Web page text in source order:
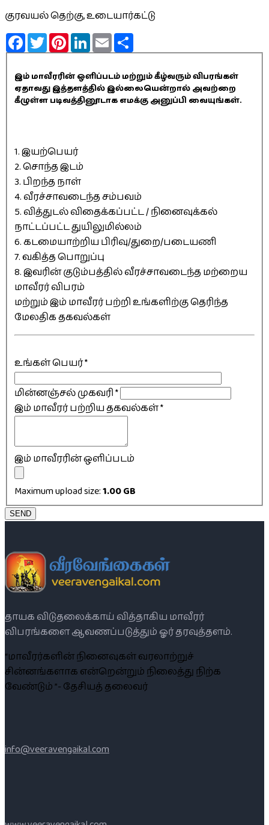
குரவயல் தெற்கு, உடையார்கட்டு
FacebookTwitterPinterestLinkedInEmail
இம் மாவீரரின் ஒளிப்படம் மற்றும் கீழ்வரும் விபரங்கள்
ஏதாவது இத்தளத்தில் இல்லையென்றால் அவற்றை
கீழுள்ள படிவத்தினூடாக எமக்கு அனுப்பி வையுங்கள்.
1. இயற்பெயர்
2. சொந்த இடம்
3. பிறந்த நாள்
4. வீரச்சாவடைந்த சம்பவம்
5. வித்துடல் விதைக்கப்பட்ட / நினைவுக்கல்
நாட்டப்பட்ட துயிலுமில்லம்
6. கடமையாற்றிய பிரிவு/துறை/படையணி
7. வகித்த பொறுப்பு
8. இவரின் குடும்பத்தில் வீரச்சாவடைந்த மற்றைய
மாவீரர் விபரம்
மற்றும் இம் மாவீரர் பற்றி உங்களிற்கு தெரிந்த
மேலதிக தகவல்கள்
உங்கள் பெயர்*
மின்னஞ்சல் முகவரி*
இம் மாவீரர் பற்றிய தகவல்கள்*
இம் மாவீரரின் ஒளிப்படம்
Maximum upload size:1.00 GB
SEND
தாயக விடுதலைக்காய் வித்தாகிய மாவீரர்
விபரங்களை ஆவணப்படுத்தும் ஓர் தரவுத்தளம்.
“மாவீரர்களின் நினைவுகள் வரலாற்றுச்
சின்னங்களாக என்றென்றும் நிலைத்து நிற்க
வேண்டும் ”- தேசியத் தலைவர்
info@veeravengaikal.com